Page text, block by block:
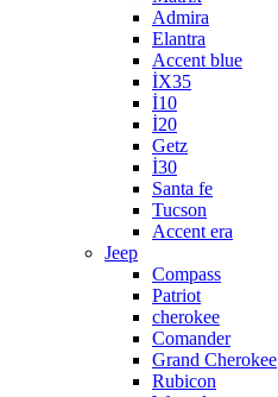
Admira
Elantra
Accent blue
İX35
İ10
İ20
Getz
İ30
Santa fe
Tucson
Accent era
Jeep
Compass
Patriot
cherokee
Comander
Grand Cherokee
Rubicon